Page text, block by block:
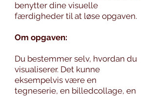
benytter dine visuelle
færdigheder til at løse opgaven.
Om opgaven:
Du bestemmer selv, hvordan du
visualiserer. Det kunne
eksempelvis være en
tegneserie, en billedcollage, en